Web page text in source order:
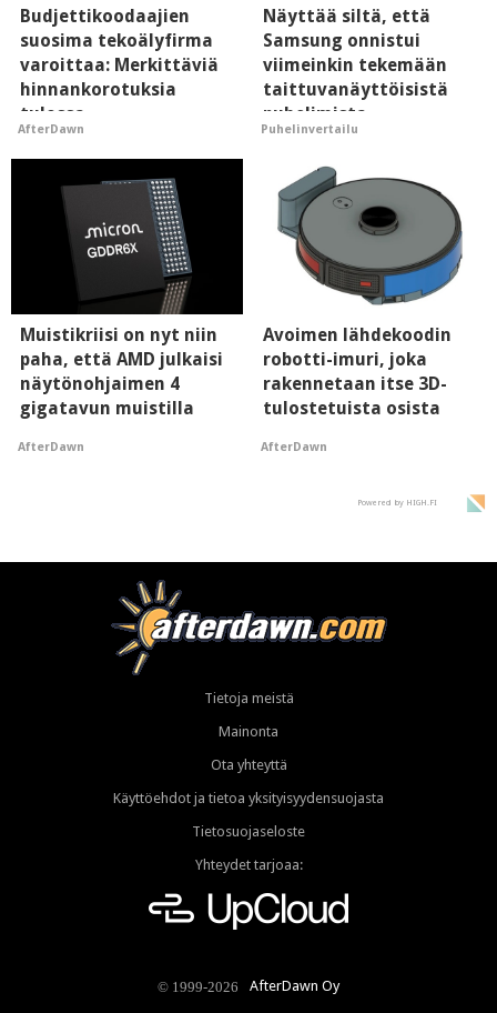
Budjettikoodaajien
suosima tekoälyfirma
varoittaa: Merkittäviä
hinnankorotuksia
tulossa
AfterDawn
Näyttää siltä, että
Samsung onnistui
viimeinkin tekemään
taittuvanäyttöisistä
puhelimista
supersuosittuja
Puhelinvertailu
Muistikriisi on nyt niin
paha, että AMD julkaisi
näytönohjaimen 4
gigatavun muistilla
AfterDawn
Avoimen lähdekoodin
robotti-imuri, joka
rakennetaan itse 3D-
tulostetuista osista
AfterDawn
Powered by HIGH.FI
Tietoja meistä
Mainonta
Ota yhteyttä
Käyttöehdot ja tietoa yksityisyydensuojasta
Tietosuojaseloste
Yhteydet tarjoaa:
© 1999-2026 AfterDawn Oy